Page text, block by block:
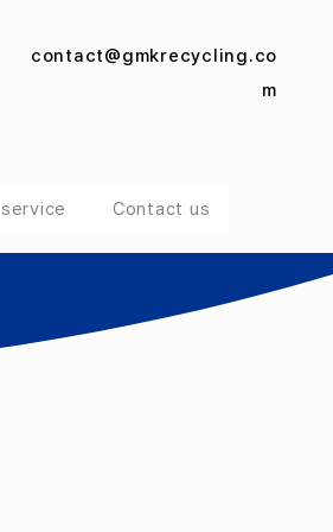
contact@gmkrecycling.co
m
service Contact us